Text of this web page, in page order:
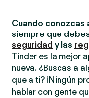
Cuando conozcas
siempre que
seguridad y las
Tinder es la mejor
nueva. ¿Buscas a
que a ti? ¡Ningún
hablar con gente